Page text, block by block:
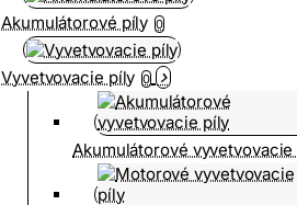
Akumulátorové píly 0
Vyvetvovacie píly 0
Akumulátorové